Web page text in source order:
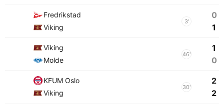
Fredrikstad
Viking
3'
0
1
Viking
Molde
46'
1
0
KFUM Oslo
Viking
30'
2
2